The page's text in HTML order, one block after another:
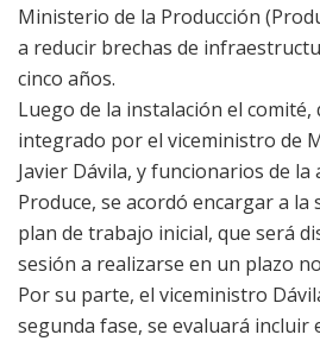
Ministerio de la Producción
a reducir brechas de
cinco años.
Luego de la instalación el
integrado por el viceministro de
Javier Dávila, y funcionarios de la
Produce, se acordó encargar a la
plan de trabajo inicial, que será
sesión a realizarse en un plazo
Por su parte, el viceministro
segunda fase, se evaluará incluir